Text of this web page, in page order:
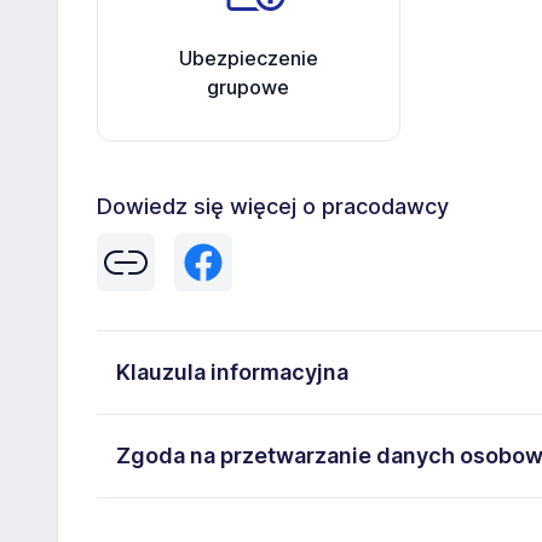
Ubezpieczenie
grupowe
Dowiedz się więcej o pracodawcy
Klauzula informacyjna
8B, NIP: 8230003673. Moje dane osobowe
Zgoda na przetwarzanie danych